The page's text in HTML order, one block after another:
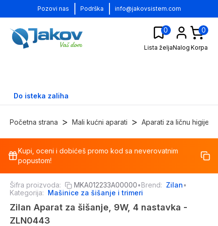
Pozovi nas Podrška info@jakovsistem.com
0
Lista željaNalog
0
Korpa
Do isteka zaliha
Početna strana > Mali kućni aparati > Aparati za ličnu higijenu
%
Kupi, oceni i dobićeš promo kod sa neverovatnim
popustom!
Šifra proizvoda: MKA012233A00000•Brend: Zilan•
Kategorija: Mašinice za šišanje i trimeri
Zilan Aparat za šišanje, 9W, 4 nastavka -
ZLN0443